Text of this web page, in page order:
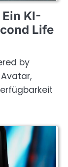
KI-
Life
by